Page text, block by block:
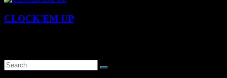
CLOCK'EM UP